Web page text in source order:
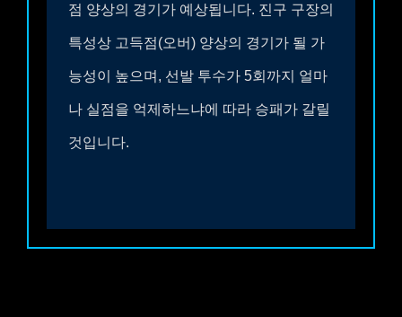
점 양상의 경기가 예상됩니다. 진구 구장의
특성상 고득점(오버) 양상의 경기가 될 가
능성이 높으며, 선발 투수가 5회까지 얼마
나 실점을 억제하느냐에 따라 승패가 갈릴
것입니다.